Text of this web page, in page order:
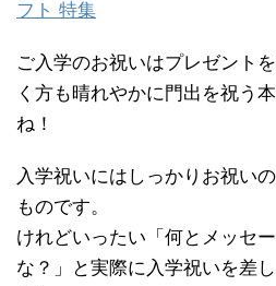
ご入学のお祝いはプレゼント
く方も晴れやかに門出を祝う
ね！
入学祝いにはしっかりお祝い
ものです。
けれどいったい「何とメッセ
な？」と実際に入学祝いを差